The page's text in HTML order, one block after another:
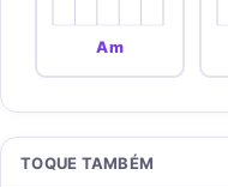
Am
TOQUE TAMBÉM